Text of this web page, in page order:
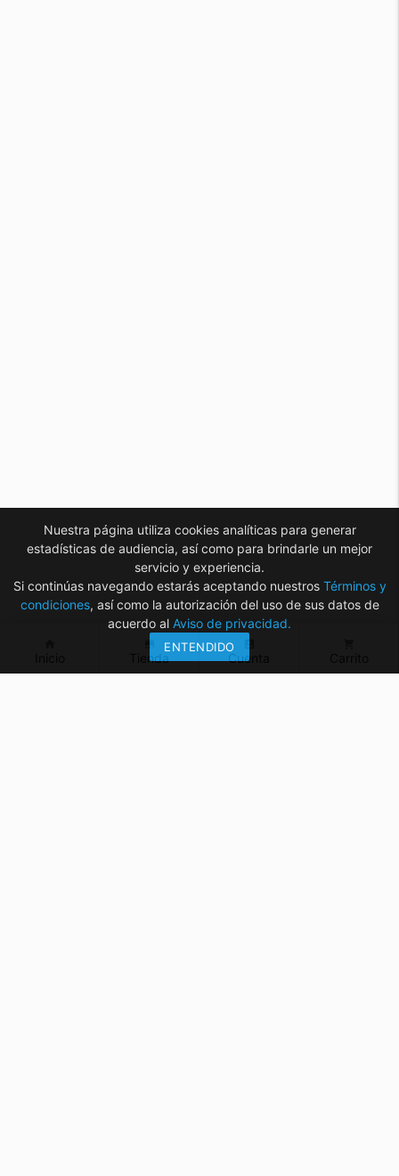
Tienda Cuenta
Nuestra página utiliza cookies analíticas para generar
estadísticas de audiencia, así como para brindarle un mejor
servicio y experiencia.
Si continúas navegando estarás aceptando nuestros Términos y
condiciones, así como la autorización del uso de sus datos de
acuerdo al Aviso de privacidad.
ENTENDIDO